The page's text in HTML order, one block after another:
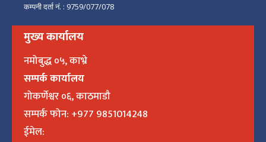
कम्पनी दर्ता नं. : 9759/077/078
मुख्य कार्यालय
नमोबुद्ध ०५, काभ्रे
सम्पर्क कार्यालय
गोकर्णेश्वर ०६, काठमाडौ
सम्पर्क फोन: +977 9851014248
ईमेल: